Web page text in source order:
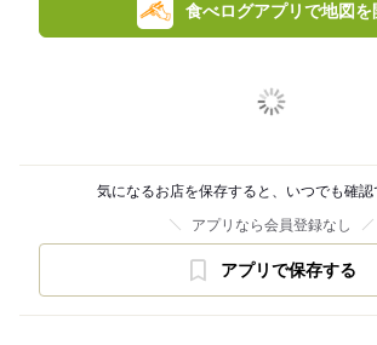
食べログアプリで地図を
気になるお店を保存すると、いつでも確認
アプリなら会員登録なし
アプリで保存する